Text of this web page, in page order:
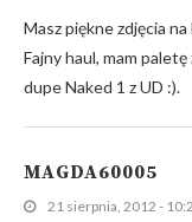
Masz piękne zdjęcia
Fajny haul, mam
dupe Naked 1 z UD :).
MAGDA60005
21 sierpnia, 2012 -